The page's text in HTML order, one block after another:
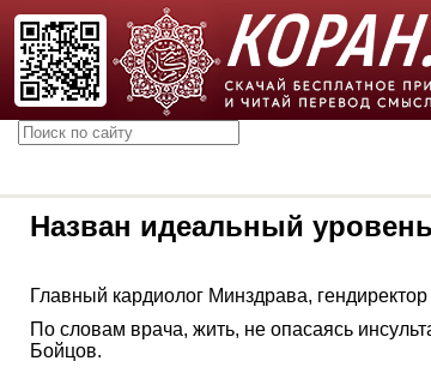
Назван идеальный
Главный кардиолог Минздрава,
По словам врача, жить, не опасаясь
Бойцов.